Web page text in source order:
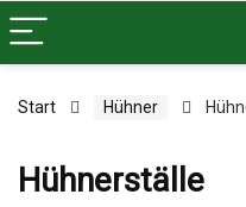
Start Hühner
Hühnerställe